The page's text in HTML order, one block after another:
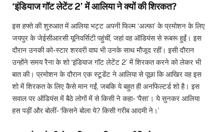
‘इंडियाज गॉट लेटेंट 2’ में आलिया ने क्यों की शिरकत?
इस हफ्ते की शुरुआत में आलिया भट्ट अपनी फिल्म ‘अल्फा’ के प्रमोशन के लिए
जयपुर के जेईसीआरसी यूनिवर्सिटी पहुंचीं, जहां वह ऑडियंस से रूबरू हुईं। इस
दौरान उनकी को-स्टार शरवरी वाघ भी उनके साथ मौजूद रहीं। इसी दौरान
उन्होंने समय रैना के शो ‘इंडियाज गॉट लेटेंट 2’ में शिरकत करने को लेकर भी
बात की। प्रमोशन के दौरान एक स्टूडेंट ने आलिया से पूछा कि आखिर वह इस
शो में शिरकत के लिए कैसे मान गईं, जबकि ये बहुत ही अनफिल्टर्ड शो है। इस
सवाल पर ऑडियंस में बैठे लोगों में से किसी ने कहा- ‘पैसा’। ये सुनकर आलिया
हस पड़ीं और बोलीं- ‘किसने बोला ये? किसी गरीब आदमी ने।’